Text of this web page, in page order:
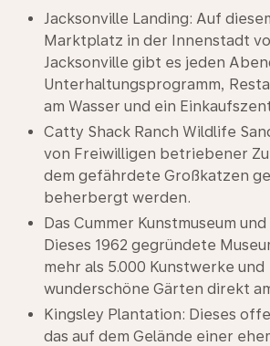
Jacksonville Landing: Auf
Marktplatz in der Innenstadt
Jacksonville gibt es jeden
Unterhaltungsprogramm,
am Wasser und ein
Catty Shack Ranch Wildlife
von Freiwilligen betriebener
dem gefährdete Großkatzen
beherbergt werden.
Das Cummer Kunstmuseum
Dieses 1962 gegründete
mehr als 5.000 Kunstwerke und
wunderschöne Gärten direkt
Kingsley Plantation: Dieses
das auf dem Gelände einer